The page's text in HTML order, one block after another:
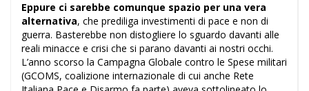
Eppure ci sarebbe comunque spazio per una vera
alternativa, che prediliga investimenti di pace e non di
guerra. Basterebbe non distogliere lo sguardo davanti alle
reali minacce e crisi che si parano davanti ai nostri occhi.
L’anno scorso la Campagna Globale contro le Spese militari
(GCOMS, coalizione internazionale di cui anche Rete